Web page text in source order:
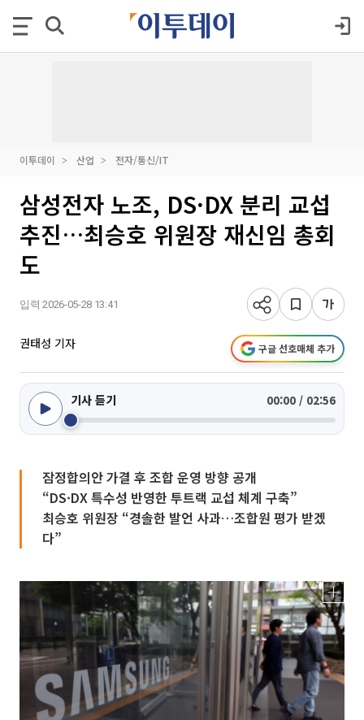
이투데이 산업 전자/통신/IT
삼성전자 노조, DS·DX 분리 교섭
추진…최승호 위원장 재신임 총회
도
입력 2026-05-28 13:41
권태성 기자 구글 선호매체 추가
기사 듣기 00:00 / 02:56
잠정합의안 가결 후 조합 운영 방향 공개
“DS·DX 특수성 반영한 투트랙 교섭 체계 구축”
최승호 위원장 “경솔한 발언 사과…조합원 평가 받겠
다”